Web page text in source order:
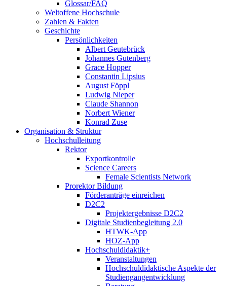
Glossar/FAQ
Weltoffene Hochschule
Zahlen & Fakten
Geschichte
Persönlichkeiten
Albert Geutebrück
Johannes Gutenberg
Grace Hopper
Constantin Lipsius
August Föppl
Ludwig Nieper
Claude Shannon
Norbert Wiener
Konrad Zuse
Organisation & Struktur
Hochschulleitung
Rektor
Exportkontrolle
Science Careers
Female Scientists Network
Prorektor Bildung
Förderanträge einreichen
D2C2
Projektergebnisse D2C2
Digitale Studienbegleitung 2.0
HTWK-App
HOZ-App
Hochschuldidaktik+
Veranstaltungen
Hochschuldidaktische Aspekte der
Studiengangentwicklung